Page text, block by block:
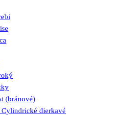
(bránové)
dierkavé